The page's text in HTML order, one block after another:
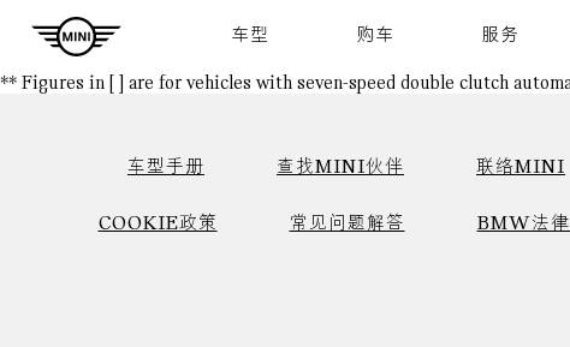
车型 购车 服务
** Figures in [ ] are for vehicles with seven-speed double clutch
车型手册 查找MINI伙伴 联络MINI
COOKIE政策 常见问题解答 BMW法